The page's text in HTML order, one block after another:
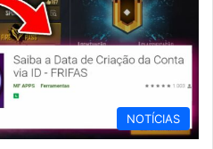
NOTÍCIAS